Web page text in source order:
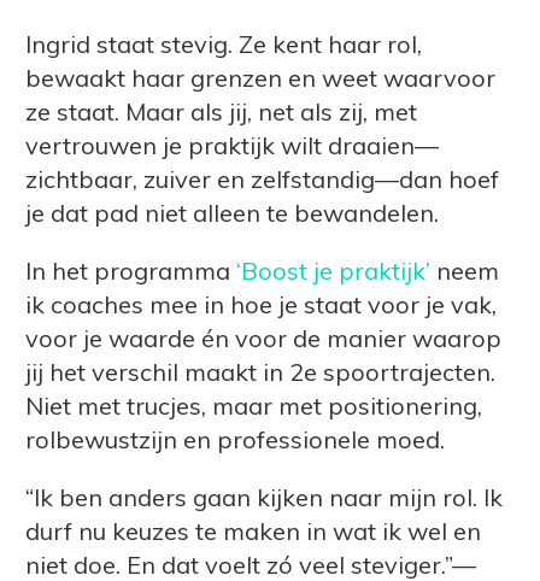
Ingrid staat stevig. Ze kent haar rol,
bewaakt haar grenzen en weet waarvoor
ze staat. Maar als jij, net als zij, met
vertrouwen je praktijk wilt draaien—
zichtbaar, zuiver en zelfstandig—dan hoef
je dat pad niet alleen te bewandelen.
In het programma ‘Boost je praktijk’ neem
ik coaches mee in hoe je staat voor je vak,
voor je waarde én voor de manier waarop
jij het verschil maakt in 2e spoortrajecten.
Niet met trucjes, maar met positionering,
rolbewustzijn en professionele moed.
“Ik ben anders gaan kijken naar mijn rol. Ik
durf nu keuzes te maken in wat ik wel en
niet doe. En dat voelt zó veel steviger.”—